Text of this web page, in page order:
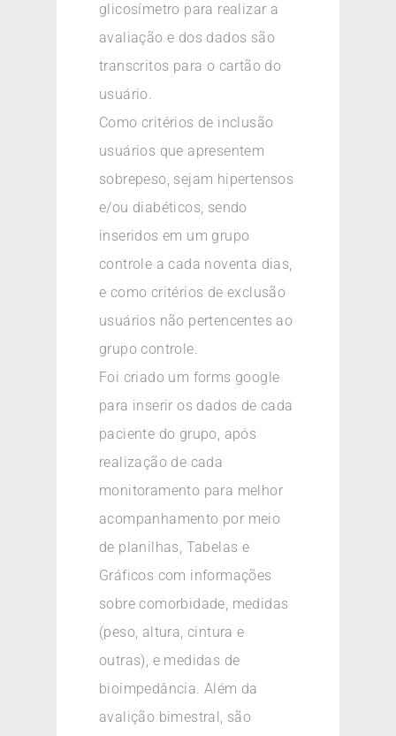
glicosímetro para realizar a
avaliação e dos dados são
transcritos para o cartão do
usuário.
Como critérios de inclusão
usuários que apresentem
sobrepeso, sejam hipertensos
e/ou diabéticos, sendo
inseridos em um grupo
controle a cada noventa dias,
e como critérios de exclusão
usuários não pertencentes ao
grupo controle.
Foi criado um forms google
para inserir os dados de cada
paciente do grupo, após
realização de cada
monitoramento para melhor
acompanhamento por meio
de planilhas, Tabelas e
Gráficos com informações
sobre comorbidade, medidas
(peso, altura, cintura e
outras), e medidas de
bioimpedância. Além da
avalição bimestral, são